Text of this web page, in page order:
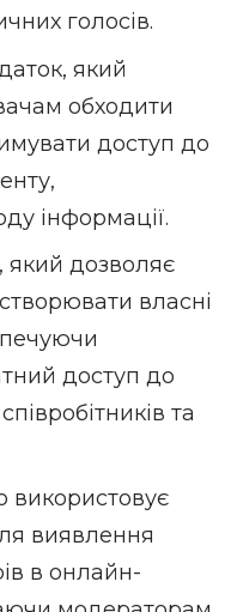
голосів.
який
обходити
доступ до
інформації.
який дозволяє
власні
доступ до
та
використовує
виявлення
в онлайн-